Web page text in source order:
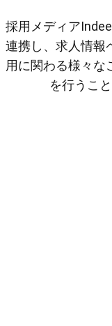
採用メディア
連携し、求人情報
用に関わる様々な
を行うこ